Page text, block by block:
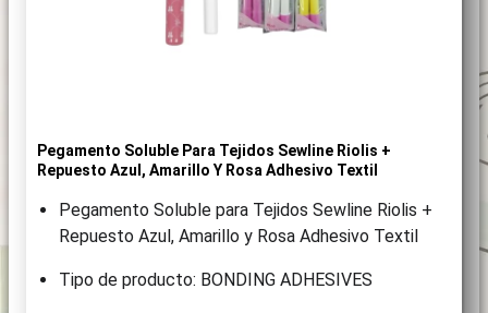
Pegamento Soluble Para Tejidos Sewline Riolis +
Repuesto Azul, Amarillo Y Rosa Adhesivo Textil
Pegamento Soluble para Tejidos Sewline Riolis +
Repuesto Azul, Amarillo y Rosa Adhesivo Textil
Tipo de producto: BONDING ADHESIVES